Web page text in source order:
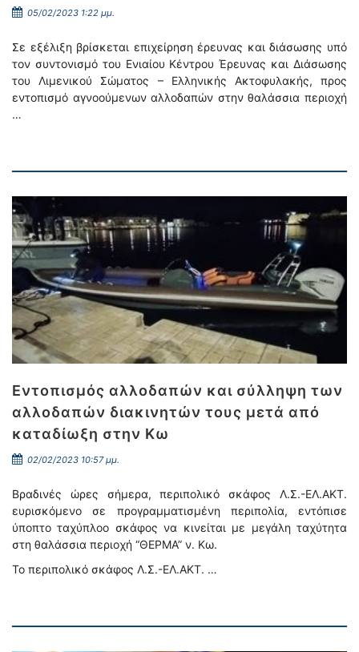
05/02/2023 1:22 μμ.
Σε εξέλιξη βρίσκεται επιχείρηση έρευνας και διάσωσης υπό
τον συντονισμό του Ενιαίου Κέντρου Έρευνας και Διάσωσης
του Λιμενικού Σώματος – Ελληνικής Ακτοφυλακής, προς
εντοπισμό αγνοούμενων αλλοδαπών στην θαλάσσια περιοχή
…
Εντοπισμός αλλοδαπών και σύλληψη των
αλλοδαπών διακινητών τους μετά από
καταδίωξη στην Κω
02/02/2023 10:57 μμ.
Βραδινές ώρες σήμερα, περιπολικό σκάφος Λ.Σ.-ΕΛ.ΑΚΤ.
ευρισκόμενο σε προγραμματισμένη περιπολία, εντόπισε
ύποπτο ταχύπλοο σκάφος να κινείται με μεγάλη ταχύτητα
στη θαλάσσια περιοχή “ΘΕΡΜΑ” ν. Κω.
Το περιπολικό σκάφος Λ.Σ.-ΕΛ.ΑΚΤ. …